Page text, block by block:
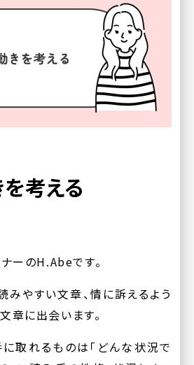
考える
ーのH.Abeです。
みやすい文章、情に訴えるよう
章に出会います。
取れるものは「どんな状況で